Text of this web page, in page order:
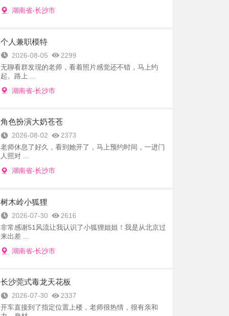
湖南省-长沙市
个人兼职模特
2026-08-05
2299
无聊看群发现的老师，看着照片感觉还不错，马上约
起。路上 ...
湖南省-长沙市
角色扮演大奶苍苍
2026-08-02
2373
老师休息了好久，看到她开了，马上预约时间，一进门
人照对 ...
湖南省-长沙市
树木岭小狐狸
2026-07-30
2616
非常感谢51风流让我认识了小狐狸姐姐！我是从北京过
来出差 ...
湖南省-长沙市
长沙莞式毒龙天花板
2026-07-30
2337
开车直接到了指定位置上楼，老师很热情，很有亲和